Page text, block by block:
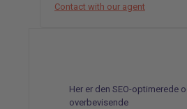
Contact with our agent
Her er den SEO-optimerede
overbevisende